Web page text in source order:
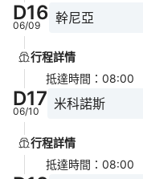
D16
06/09 幹尼亞
行程詳情
抵達時間 ： 08:00
D17
06/10 米科諾斯
行程詳情
抵達時間 ： 08:00